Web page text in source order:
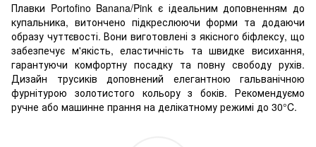
Плавки Portofino Banana/Pink є ідеальним доповненням до
купальника, витончено підкреслюючи форми та додаючи
образу чуттєвості. Вони виготовлені з якісного біфлексу, що
забезпечує м'якість, еластичність та швидке висихання,
гарантуючи комфортну посадку та повну свободу рухів.
Дизайн трусиків доповнений елегантною гальванічною
фурнітурою золотистого кольору з боків. Рекомендуємо
ручне або машинне прання на делікатному режимі до 30°C.